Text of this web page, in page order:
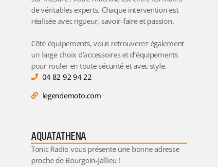
de véritables experts. Chaque intervention est
réalisée avec rigueur, savoir-faire et passion.
Côté équipements, vous retrouverez également
un large choix d’accessoires et d’équipements
pour rouler en toute sécurité et avec style.
04 82 92 94 22
legendemoto.com
AQUATATHENA
TonicRadio vous présente une bonne adresse
proche de Bourgoin-Jallieu !